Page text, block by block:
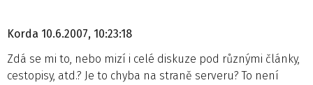
Korda 10.6.2007, 10:23:18
Zdá se mi to, nebo mizí i celé diskuze pod různými články,
cestopisy, atd.? Je to chyba na straně serveru? To není